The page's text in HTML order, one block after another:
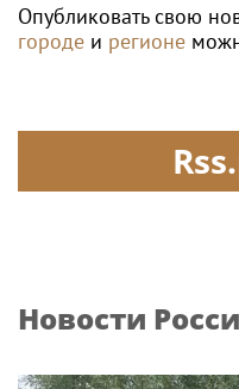
Опубликовать свою
городе и регионе
Новости